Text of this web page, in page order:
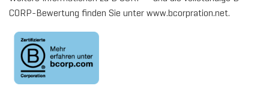
CORP-Bewertung finden Sie unter www.bcorpration.net.